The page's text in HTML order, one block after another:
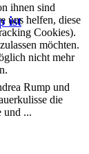
ist
Rump und
die
und ...
ihnen sind
uns helfen, diese
Cookies).
möchten.
nicht mehr